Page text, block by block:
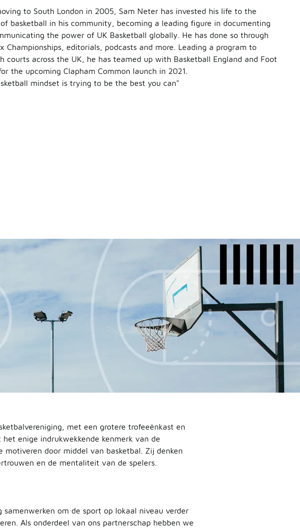
to South London in 2005, Sam Neter has invested his life to the
basketball in his community, becoming a leading figure in documenting
the power of UK Basketball globally. He has done so through
Championships, editorials, podcasts and more. Leading a program to
courts across the UK, he has teamed up with Basketball England and Foot
the upcoming Clapham Common launch in 2021.
mindset is trying to be the best you can"
met een grotere trofeeënkast en
enige indrukwekkende kenmerk van de
motiveren door middel van basketbal. Zij denken
en de mentaliteit van de spelers.
om de sport op lokaal niveau verder
Als onderdeel van ons partnerschap hebben we